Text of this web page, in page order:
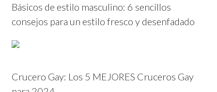
Básicos de estilo masculino: 6 sencillos
consejos para un estilo fresco y desenfadado
Crucero Gay: Los 5 MEJORES Cruceros Gay